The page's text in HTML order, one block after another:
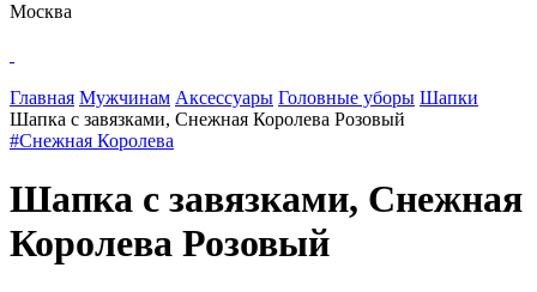
Москва
Главная Мужчинам Аксессуары Головные уборы Шапки
Шапка с завязками, Снежная Королева Розовый
#Снежная Королева
Шапка с завязками, Снежная
Королева Розовый